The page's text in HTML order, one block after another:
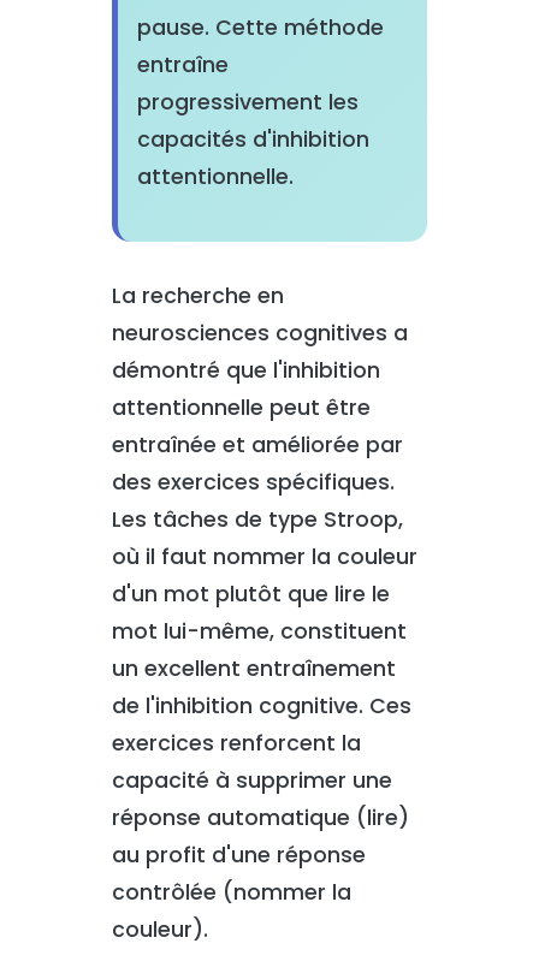
pause. Cette méthode
entraîne
progressivement les
capacités d'inhibition
attentionnelle.
La recherche en
neurosciences cognitives a
démontré que l'inhibition
attentionnelle peut être
entraînée et améliorée par
des exercices spécifiques.
Les tâches de type Stroop,
où il faut nommer la couleur
d'un mot plutôt que lire le
mot lui-même, constituent
un excellent entraînement
de l'inhibition cognitive. Ces
exercices renforcent la
capacité à supprimer une
réponse automatique (lire)
au profit d'une réponse
contrôlée (nommer la
couleur).